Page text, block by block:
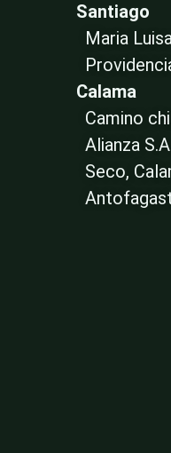
Santiago
Maria
Calama
Camino
Alianza
Seco,